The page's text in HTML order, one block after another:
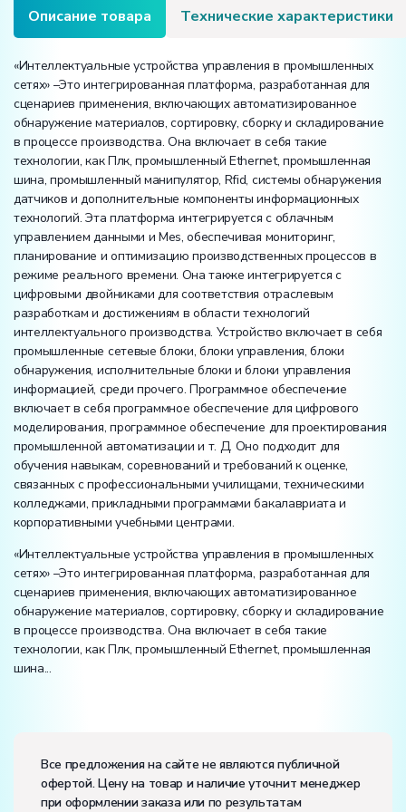
Описание товара Технические характеристики
«Интеллектуальные устройства управления в промышленных
сетях» –Это интегрированная платформа, разработанная для
сценариев применения, включающих автоматизированное
обнаружение материалов, сортировку, сборку и складирование
в процессе производства. Она включает в себя такие
технологии, как Плк, промышленный Ethernet, промышленная
шина, промышленный манипулятор, Rfid, системы обнаружения
датчиков и дополнительные компоненты информационных
технологий. Эта платформа интегрируется с облачным
управлением данными и Mes, обеспечивая мониторинг,
планирование и оптимизацию производственных процессов в
режиме реального времени. Она также интегрируется с
цифровыми двойниками для соответствия отраслевым
разработкам и достижениям в области технологий
интеллектуального производства. Устройство включает в себя
промышленные сетевые блоки, блоки управления, блоки
обнаружения, исполнительные блоки и блоки управления
информацией, среди прочего. Программное обеспечение
включает в себя программное обеспечение для цифрового
моделирования, программное обеспечение для проектирования
промышленной автоматизации и т. Д. Оно подходит для
обучения навыкам, соревнований и требований к оценке,
связанных с профессиональными училищами, техническими
колледжами, прикладными программами бакалавриата и
корпоративными учебными центрами.
«Интеллектуальные устройства управления в промышленных
сетях» –Это интегрированная платформа, разработанная для
сценариев применения, включающих автоматизированное
обнаружение материалов, сортировку, сборку и складирование
в процессе производства. Она включает в себя такие
технологии, как Плк, промышленный Ethernet, промышленная
шина...
Потребляемая мощность, В·А:5000
Электропитание:
Все предложения на сайте не являются публичной
офертой. Цену на товар и наличие уточнит менеджер
при оформлении заказа или по результатам